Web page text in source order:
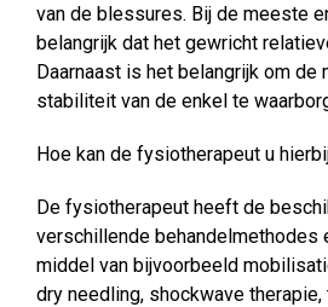
van de blessures. Bij de meeste
belangrijk dat het gewricht
Daarnaast is het belangrijk om de
stabiliteit van de enkel te
Hoe kan de fysiotherapeut u
De fysiotherapeut heeft de
verschillende behandelmethodes
middel van bijvoorbeeld
dry needling, shockwave